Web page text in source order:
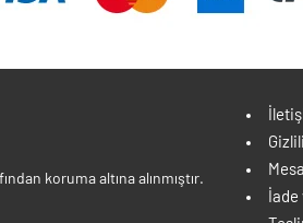
koruma altına alınmıştır.